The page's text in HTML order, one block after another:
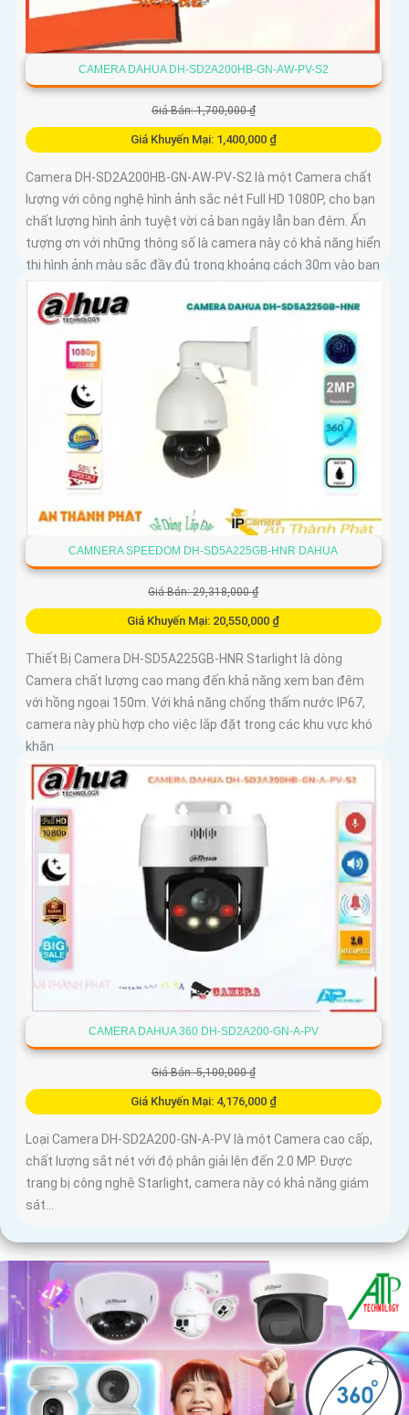
CAMERA DAHUA DH-SD2A200HB-GN-AW-PV-S2
Giá Bán: 1,700,000 ₫
Giá Khuyến Mại: 1,400,000 ₫
Camera DH-SD2A200HB-GN-AW-PV-S2 là một Camera chất
lượng với công nghệ hình ảnh sắc nét Full HD 1080P, cho bạn
chất lượng hình ảnh tuyệt vời cả ban ngày lẫn ban đêm. Ấn
tượng ơn với những thông số là camera này có khả năng hiển
thị hình ảnh màu sắc đầy đủ trong khoảng cách 30m vào ban
CAMNERA SPEEDOM DH-SD5A225GB-HNR DAHUA
Giá Bán: 29,318,000 ₫
Giá Khuyến Mại: 20,550,000 ₫
Thiết Bị Camera DH-SD5A225GB-HNR Starlight là dòng
Camera chất lượng cao mang đến khả năng xem ban đêm
với hồng ngoại 150m. Với khả năng chống thấm nước IP67,
camera này phù hợp cho việc lắp đặt trong các khu vực khó
khăn
CAMERA DAHUA 360 DH-SD2A200-GN-A-PV
Giá Bán: 5,100,000 ₫
Giá Khuyến Mại: 4,176,000 ₫
Loại Camera DH-SD2A200-GN-A-PV là một Camera cao cấp,
chất lượng sắt nét với độ phân giải lên đến 2.0 MP. Được
trang bị công nghệ Starlight, camera này có khả năng giám
sát...